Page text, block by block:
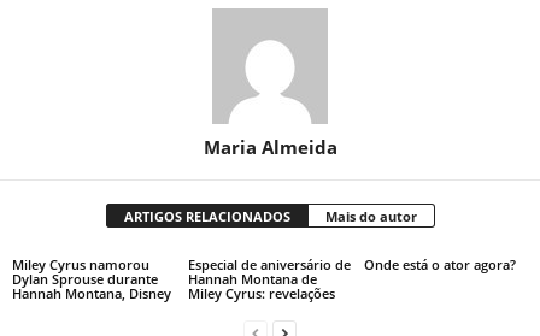
Maria Almeida
ARTIGOS RELACIONADOS Mais do autor
Miley Cyrus namorou
Dylan Sprouse durante
Hannah Montana, Disney
Especial de aniversário de
Hannah Montana de
Miley Cyrus: revelações
Onde está o ator agora?